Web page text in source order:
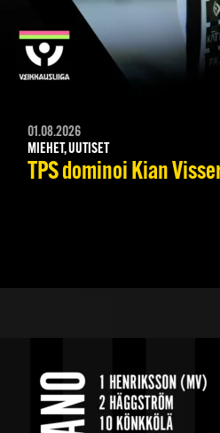
01.08.2026
MIEHET, UUTISET
TPS dominoi Kian